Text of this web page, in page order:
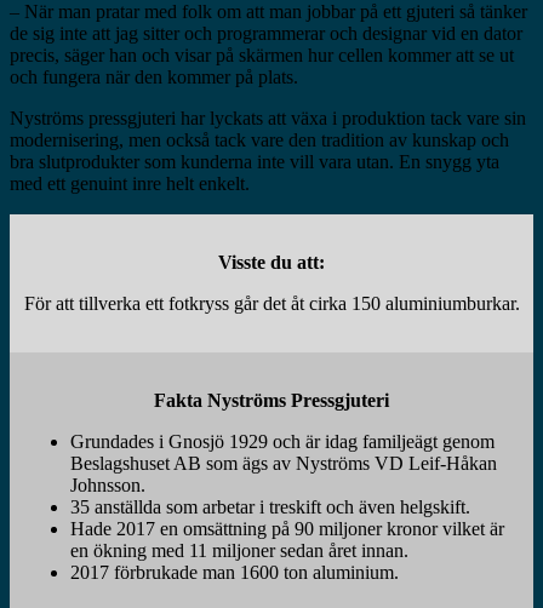
– När man pratar med folk om att man jobbar på ett gjuteri så tänker
de sig inte att jag sitter och programmerar och designar vid en dator
precis, säger han och visar på skärmen hur cellen kommer att se ut
och fungera när den kommer på plats.
Nyströms pressgjuteri har lyckats att växa i produktion tack vare sin
modernisering, men också tack vare den tradition av kunskap och
bra slutprodukter som kunderna inte vill vara utan. En snygg yta
med ett genuint inre helt enkelt.
Visste du att:
För att tillverka ett fotkryss går det åt cirka 150 aluminiumburkar.
Fakta Nyströms Pressgjuteri
Grundades i Gnosjö 1929 och är idag familjeägt genom
Beslagshuset AB som ägs av Nyströms VD Leif-Håkan
Johnsson.
35 anställda som arbetar i treskift och även helgskift.
Hade 2017 en omsättning på 90 miljoner kronor vilket är
en ökning med 11 miljoner sedan året innan.
2017 förbrukade man 1600 ton aluminium.